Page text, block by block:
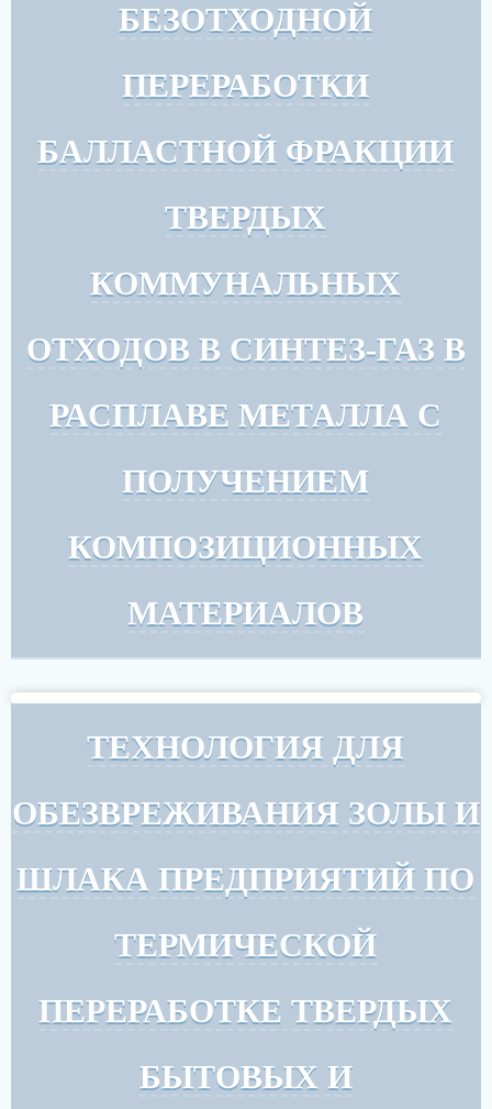
БЕЗОТХОДНОЙ
ПЕРЕРАБОТКИ
БАЛЛАСТНОЙ ФРАКЦИИ
ТВЕРДЫХ
КОММУНАЛЬНЫХ
ОТХОДОВ В СИНТЕЗ-ГАЗ В
РАСПЛАВЕ МЕТАЛЛА С
ПОЛУЧЕНИЕМ
КОМПОЗИЦИОННЫХ
МАТЕРИАЛОВ
ТЕХНОЛОГИЯ ДЛЯ
ОБЕЗВРЕЖИВАНИЯ ЗОЛЫ И
ШЛАКА ПРЕДПРИЯТИЙ ПО
ТЕРМИЧЕСКОЙ
ПЕРЕРАБОТКЕ ТВЕРДЫХ
БЫТОВЫХ И